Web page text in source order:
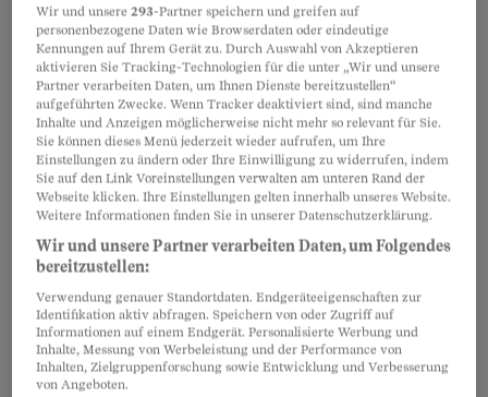
Überblick
Was tun, wenn man die Grippe hat?
Lässt sich eine Erkältung verhindern?
Warum erkälten sich viele Menschen
bevorzugt in der kalten Jahreszeit?
Wie hilft man sich selbst?
Ist eine Erkältung harmlos?
Empfehlen sich Kombipräparate?
Wann muss man mit einer Erkältung zum
Wir und unsere293-Partner speichern und greifen auf
personenbezogene Daten wie Browserdaten oder eindeutige
Kennungen auf Ihrem Gerät zu. Durch Auswahl von Akzeptieren
aktivieren Sie Tracking-Technologien für die unter „Wir und unsere
Partner verarbeiten Daten, um Ihnen Dienste bereitzustellen“
aufgeführten Zwecke. Wenn Tracker deaktiviert sind, sind manche
Inhalte und Anzeigen möglicherweise nicht mehr so relevant für Sie.
Sie können dieses Menü jederzeit wieder aufrufen, um Ihre
Einstellungen zu ändern oder Ihre Einwilligung zu widerrufen, indem
Sie auf den Link Voreinstellungen verwalten am unteren Rand der
Webseite klicken. Ihre Einstellungen gelten innerhalb unseres Website.
Weitere Informationen finden Sie in unserer Datenschutzerklärung.
Wir und unsere Partner verarbeiten Daten, um Folgendes
bereitzustellen:
Verwendung genauer Standortdaten. Endgeräteeigenschaften zur
Identifikation aktiv abfragen. Speichern von oder Zugriff auf
Informationen auf einem Endgerät. Personalisierte Werbung und
Inhalte, Messung von Werbeleistung und der Performance von
Inhalten, Zielgruppenforschung sowie Entwicklung und Verbesserung
von Angeboten.